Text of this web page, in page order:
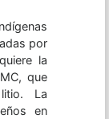
por
la
que
La
en